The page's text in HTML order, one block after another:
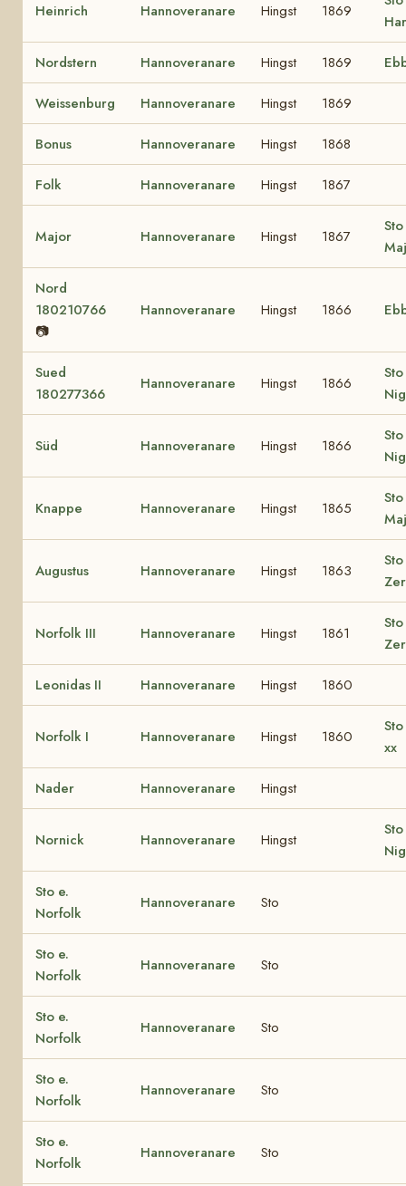
Heinrich Hannoveranare Hingst 1869
Nordstern Hannoveranare Hingst 1869
Weissenburg Hannoveranare Hingst 1869
Bonus Hannoveranare Hingst 1868
Folk Hannoveranare Hingst 1867
Major Hannoveranare Hingst 1867
Nord
180210766
📷
Hannoveranare Hingst 1866
Sued
180277366
Hannoveranare Hingst 1866
Süd Hannoveranare Hingst 1866
Knappe Hannoveranare Hingst 1865
Augustus Hannoveranare Hingst 1863
Norfolk III Hannoveranare Hingst 1861
Leonidas II Hannoveranare Hingst 1860
Norfolk I Hannoveranare Hingst 1860
xx
Nader Hannoveranare Hingst
Nornick Hannoveranare Hingst
Sto e.
Norfolk
Hannoveranare Sto
Sto e.
Norfolk
Hannoveranare Sto
Sto e.
Norfolk
Hannoveranare Sto
Sto e.
Norfolk
Hannoveranare Sto
Sto e.
Norfolk
Hannoveranare Sto